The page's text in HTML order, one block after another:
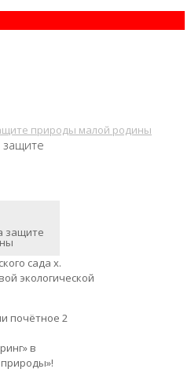
природы малой родины
защите
сада х.
экологической
почётное 2
в